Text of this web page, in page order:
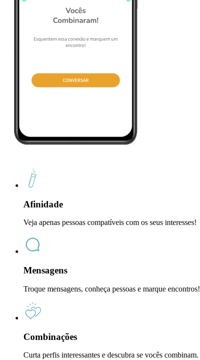
Afinidade
Veja apenas pessoas compatíveis com os seus interesses!
Mensagens
Troque mensagens, conheça pessoas e marque encontros!
Combinações
Curta perfis interessantes e descubra se vocês combinam.